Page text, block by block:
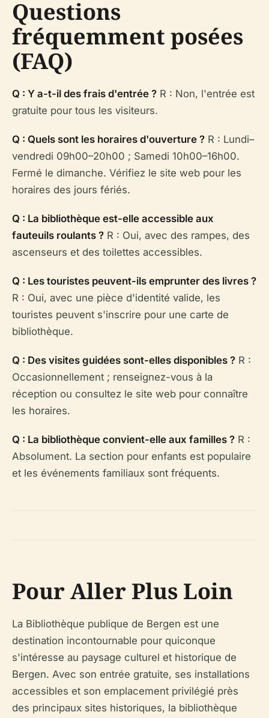
Questions
fréquemment posées
(FAQ)
Q : Y a-t-il des frais d'entrée ? R : Non, l'entrée est
gratuite pour tous les visiteurs.
Q : Quels sont les horaires d'ouverture ? R : Lundi–
vendredi 09h00–20h00 ; Samedi 10h00–16h00.
Fermé le dimanche. Vérifiez le site web pour les
horaires des jours fériés.
Q : La bibliothèque est-elle accessible aux
fauteuils roulants ? R : Oui, avec des rampes, des
ascenseurs et des toilettes accessibles.
Q : Les touristes peuvent-ils emprunter des livres ?
R : Oui, avec une pièce d'identité valide, les
touristes peuvent s'inscrire pour une carte de
bibliothèque.
Q : Des visites guidées sont-elles disponibles ? R :
Occasionnellement ; renseignez-vous à la
réception ou consultez le site web pour connaître
les horaires.
Q : La bibliothèque convient-elle aux familles ? R :
Absolument. La section pour enfants est populaire
et les événements familiaux sont fréquents.
Pour Aller Plus Loin
La Bibliothèque publique de Bergen est une
destination incontournable pour quiconque
s'intéresse au paysage culturel et historique de
Bergen. Avec son entrée gratuite, ses installations
accessibles et son emplacement privilégié près
des principaux sites historiques, la bibliothèque